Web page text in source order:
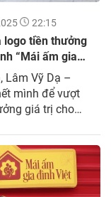
22:15
logo tiền thưởng
“Mái ấm gia
Lâm Vỹ Dạ –
mình để vượt
giá trị cho
dắt,...